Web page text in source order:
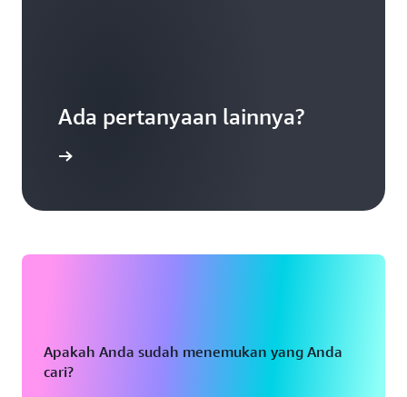
Ada pertanyaan lainnya?
Apakah Anda sudah menemukan yang Anda
cari?